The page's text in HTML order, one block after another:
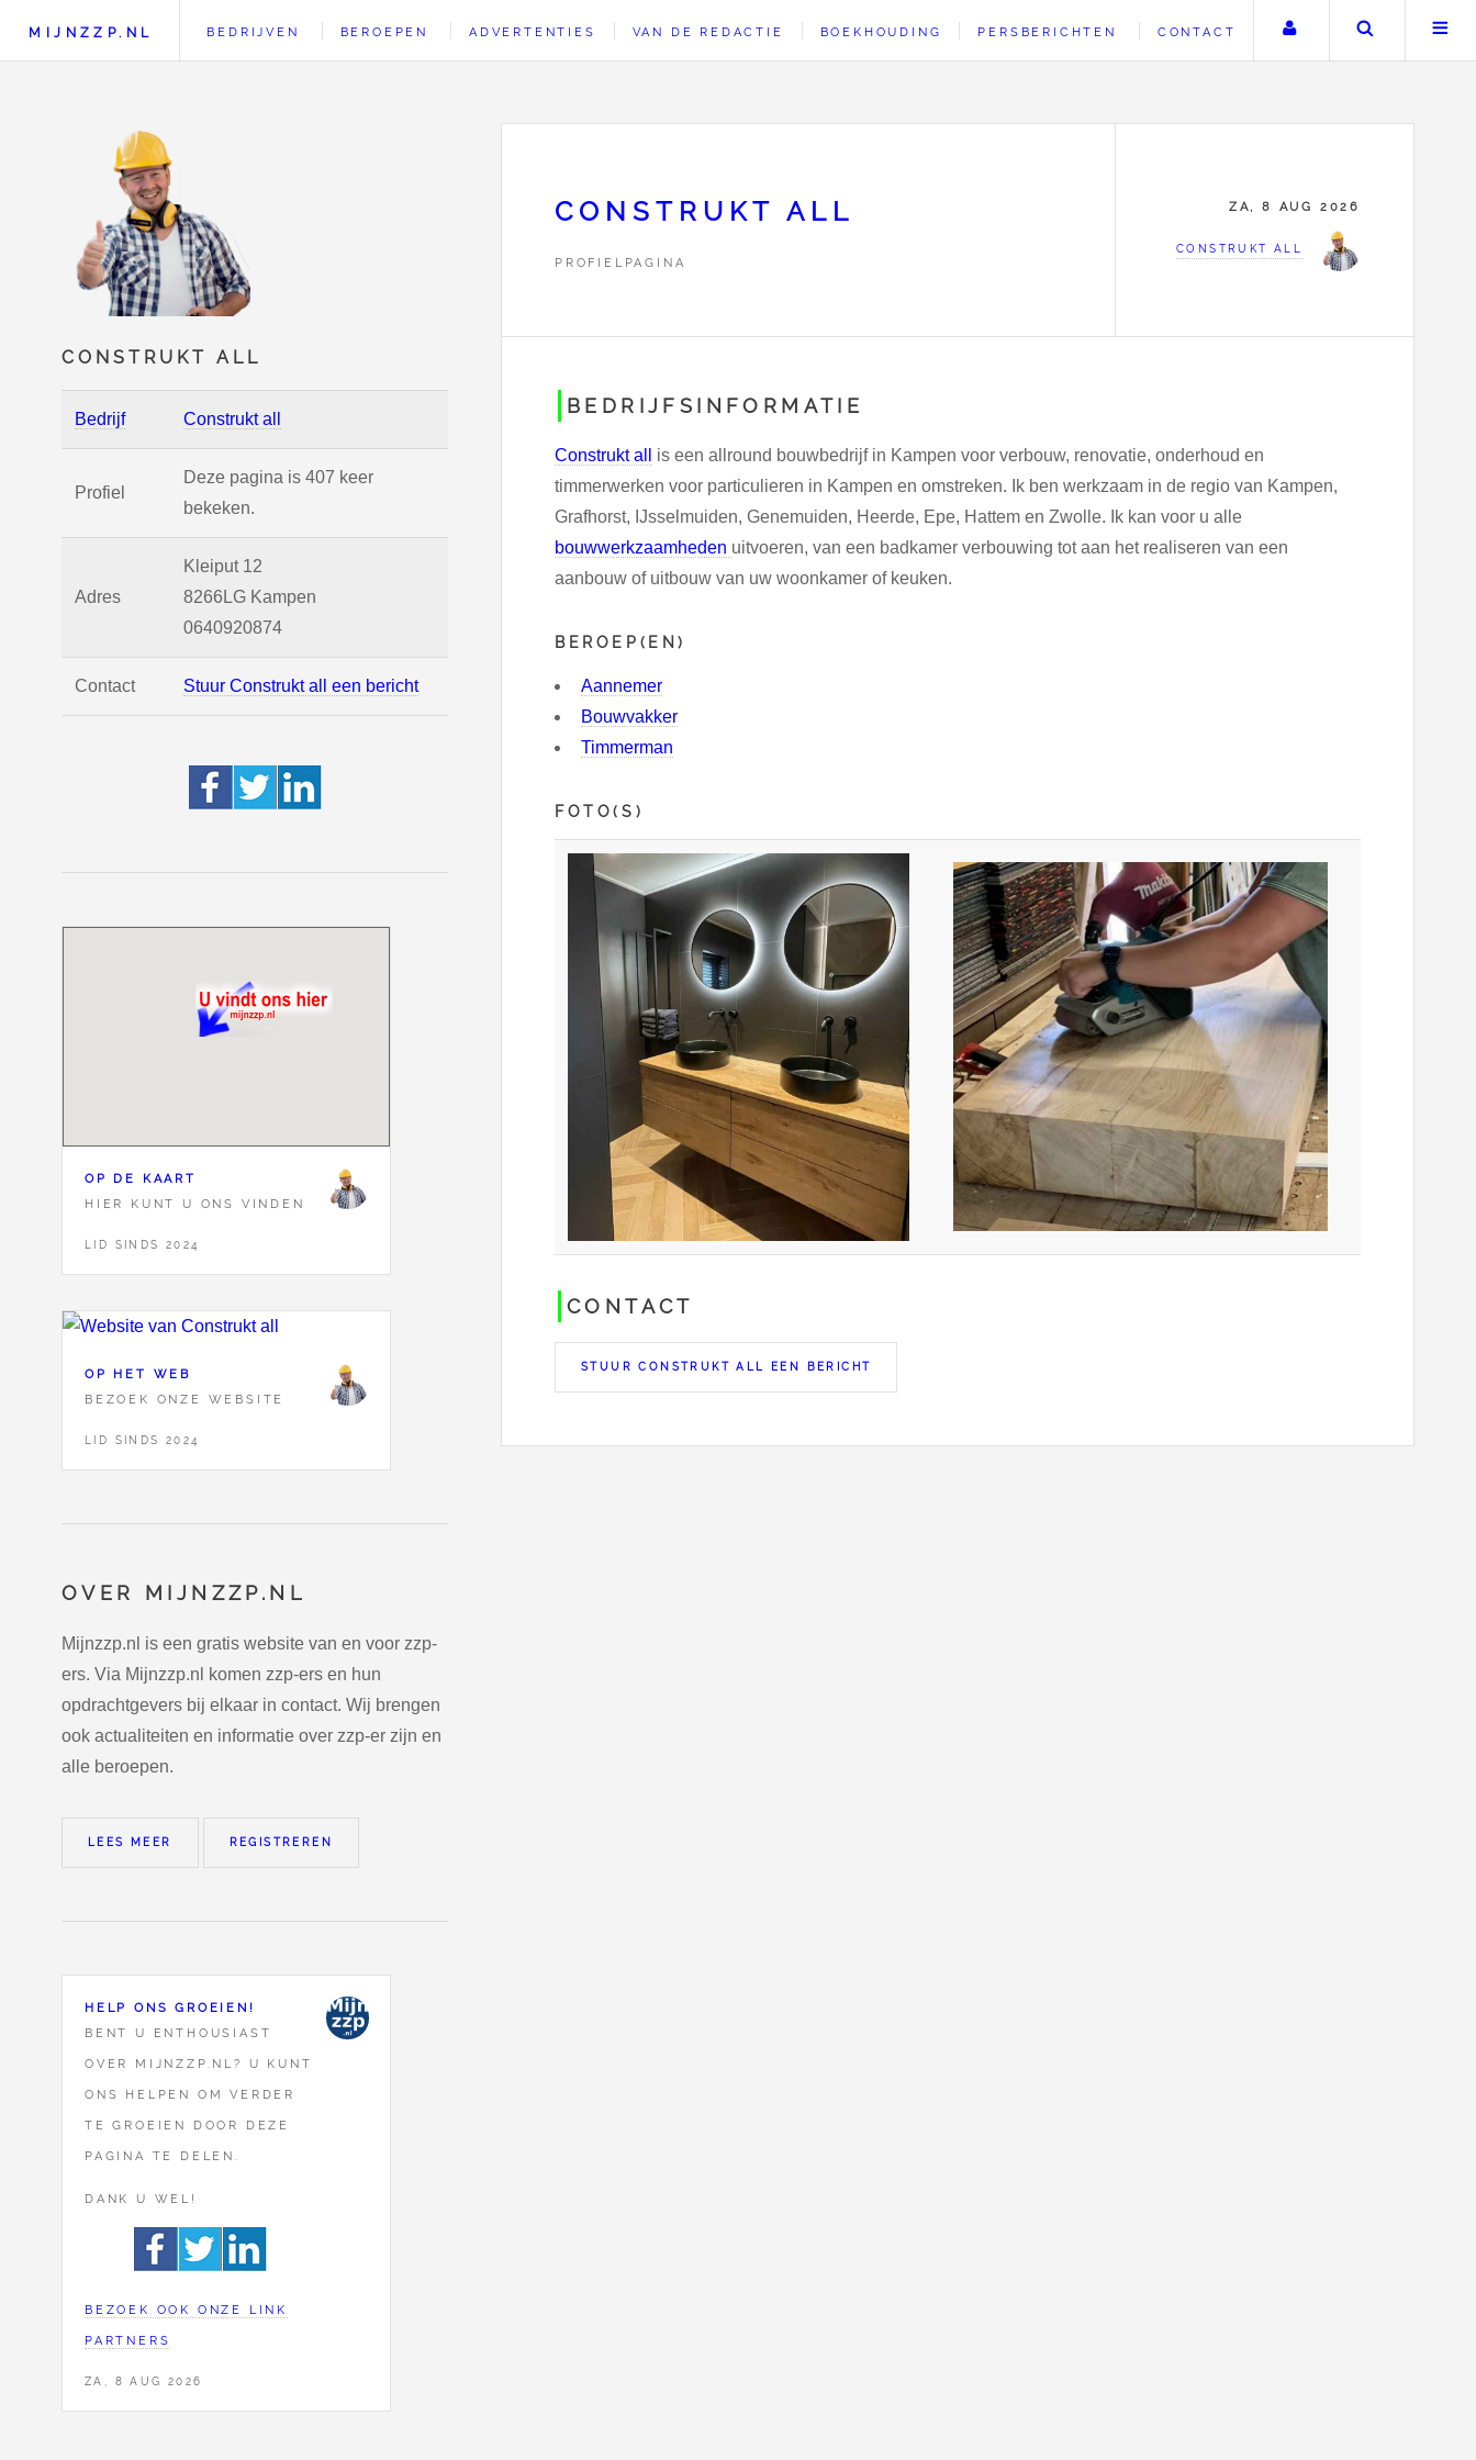
CONSTRUKT ALL
Bedrijf Construkt all
Profiel
Deze pagina is 407 keer
bekeken.
Adres
Kleiput 12
8266LG Kampen
0640920874
Contact Stuur Construkt all een bericht
OP DE KAART
HIER KUNT U ONS VINDEN
LID SINDS 2024
OP HET WEB
BEZOEK ONZE WEBSITE
LID SINDS 2024
OVER MIJNZZP.NL
Mijnzzp.nl is een gratis website van en voor zzp-
ers. Via Mijnzzp.nl komen zzp-ers en hun
opdrachtgevers bij elkaar in contact. Wij brengen
ook actualiteiten en informatie over zzp-er zijn en
alle beroepen.
LEES MEER REGISTREREN
HELP ONS GROEIEN!
BENT U ENTHOUSIAST
OVER MIJNZZP.NL? U KUNT
ONS HELPEN OM VERDER
TE GROEIEN DOOR DEZE
PAGINA TE DELEN.
DANK U WEL!
BEZOEK OOK ONZE LINK
PARTNERS
ZA, 8 AUG 2026
MIJNZZP.NL BEDRIJVEN BEROEPEN ADVERTENTIES VAN DE REDACTIE BOEKHOUDING PERSBERICHTEN CONTACT Uw accountZoeken
CONSTRUKT ALL
PROFIELPAGINA
ZA, 8 AUG 2026
CONSTRUKT ALL
BEDRIJFSINFORMATIE
Construkt all
is een allround bouwbedrijf in Kampen voor verbouw, renovatie, onderhoud en
timmerwerken voor particulieren in Kampen en omstreken. Ik ben werkzaam in de regio van Kampen,
Grafhorst, IJsselmuiden, Genemuiden, Heerde, Epe, Hattem en Zwolle. Ik kan voor u alle
bouwwerkzaamheden uitvoeren, van een badkamer verbouwing tot aan het realiseren van een
aanbouw of uitbouw van uw woonkamer of keuken.
BEROEP(EN)
Aannemer
Bouwvakker
Timmerman
FOTO(S)
CONTACT
STUUR CONSTRUKT ALL EEN BERICHT